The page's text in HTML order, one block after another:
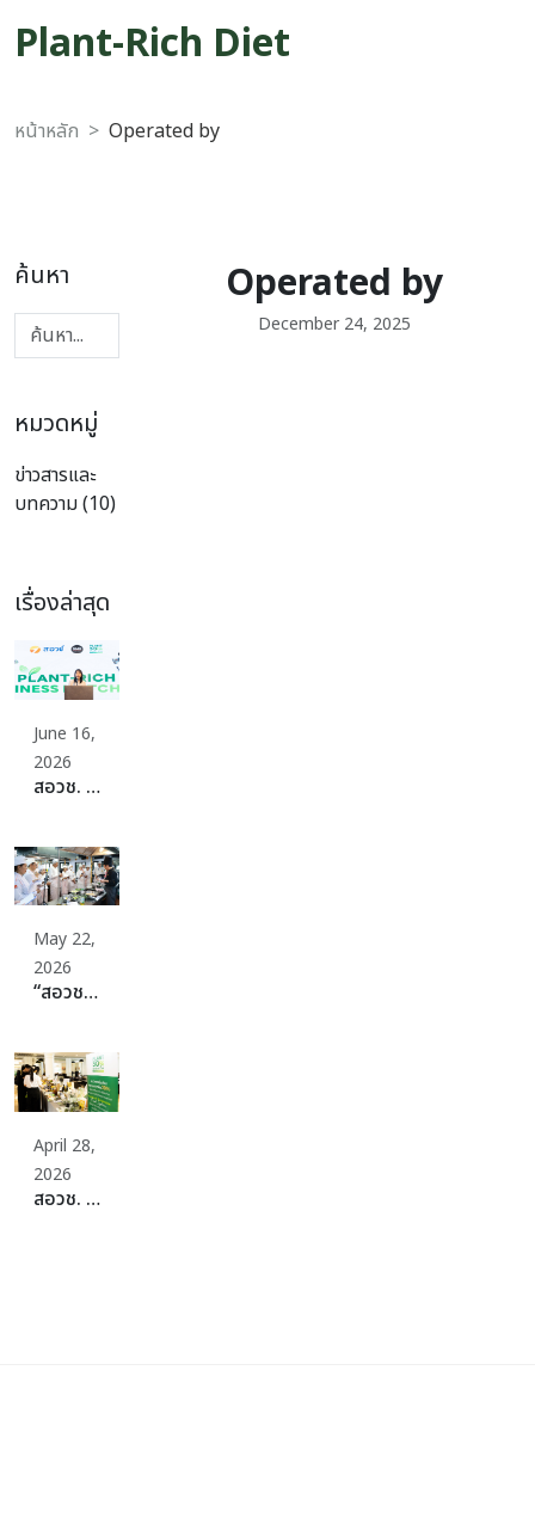
Plant-Rich Diet
หน้าหลัก Operated by
ค้นหา
หมวดหมู่
ข่าวสารและ
บทความ (10)
เรื่องล่าสุด
June 16,
2026
สอวช. ปักหมุดเปลี่ยนผ่านระบบอาหารประเทศสู่ Plant-Rich Diets เดินหน้าจัดเต็มดึงผู้ผลิต ผู้บริโภค พร้อมสร้างระบบนิเวศที่แข็งแกร่ง ดันไทยก้าวสู่ระบบอาหารที่ดีต่อสุขภาพ สิ่งแวดล้อม สร้างมูลค่าเศรษฐกิจและแข่งขันได้ในเวทีโลกอย่างยั่งยืน
May 22,
2026
“สอวช. – ม.สวนดุสิต” ปลดล็อกธุรกิจอาหารยุคใหม่ ดันหลักสูตร “Plant-Rich Diet” ปั้นเครือข่ายอาหารแห่งอนาคต ชวนทุกภาคส่วนร่วม “Plant 30% Leaders Club” เพิ่มทางเลือกอาหารเพื่อสุขภาพและยั่งยืน
April 28,
2026
สอวช. รุกสร้าง Ecosystem อาหารแห่งอนาคต ผนึกกำลัง SME Thailand จัดงาน “Plant-Rich Business Matching” พลิกต้นทุนไทยที่แข็งแกร่ง สู่เป้าหมายศูนย์กลางโปรตีนที่ยั่งยืนของโลก
Operated by
December 24, 2025